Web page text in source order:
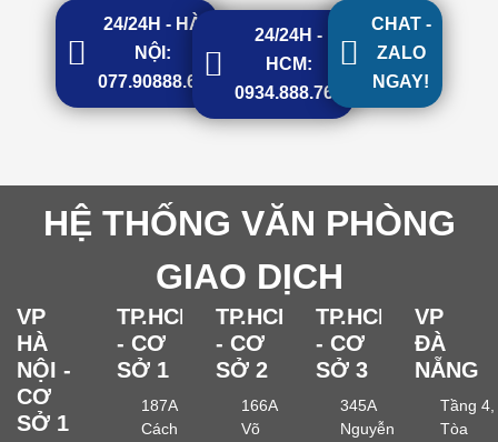
24/24H - HÀ
NỘI:
077.90888.68
24/24H -
HCM:
0934.888.768
CHAT -
ZALO
NGAY!
HỆ THỐNG VĂN PHÒNG
GIAO DỊCH
VP
HÀ
NỘI -
CƠ
SỞ 1
TP.HCM
- CƠ
SỞ 1
187A
Cách
TP.HCM
- CƠ
SỞ 2
166A
Võ
TP.HCM
- CƠ
SỞ 3
345A
Nguyễn
VP
ĐÀ
NẴNG
Tầng 4,
Tòa